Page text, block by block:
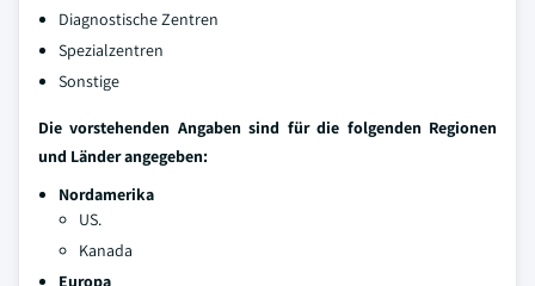
Diagnostische Zentren
Spezialzentren
Sonstige
Die vorstehenden Angaben sind für die folgenden Regionen
und Länder angegeben:
Nordamerika
US.
Kanada
Europa